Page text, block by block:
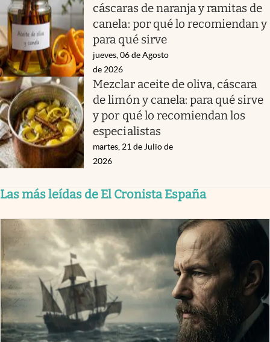
cáscaras de naranja y ramitas de
canela: por qué lo recomiendan y
para qué sirve
jueves, 06 de Agosto
de 2026
Mezclar aceite de oliva, cáscara
de limón y canela: para qué sirve
y por qué lo recomiendan los
especialistas
martes, 21 de Julio de
2026
Las más leídas de El Cronista España